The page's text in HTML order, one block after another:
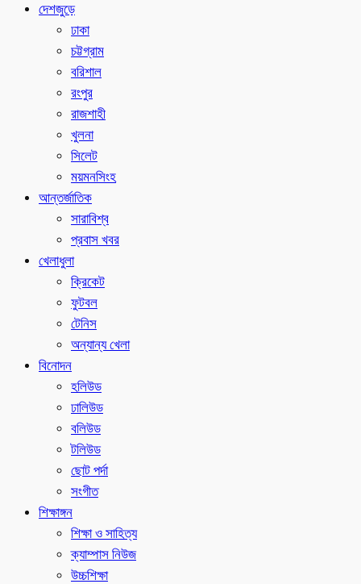
দেশজুড়ে
ঢাকা
চট্টগ্রাম
বরিশাল
রংপুর
রাজশাহী
খুলনা
সিলেট
ময়মনসিংহ
আন্তর্জাতিক
সারাবিশ্ব
প্রবাস খবর
খেলাধুলা
ক্রিকেট
ফুটবল
টেনিস
অন্যান্য খেলা
বিনোদন
হলিউড
ঢালিউড
বলিউড
টলিউড
ছোট পর্দা
সংগীত
শিক্ষাঙ্গন
শিক্ষা ও সাহিত্য
ক্যাম্পাস নিউজ
উচ্চশিক্ষা